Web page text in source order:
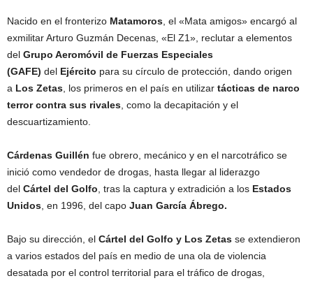
Nacido en el fronterizo Matamoros , el «Mata amigos» encargó al
exmilitar Arturo Guzmán Decenas, «El Z1», reclutar a elementos
del Grupo Aeromóvil de Fuerzas Especiales
(GAFE) del Ejército para su círculo de protección, dando origen
a Los Zetas , los primeros en el país en utilizar tácticas de narco
terror contra sus rivales , como la decapitación y el
descuartizamiento.
Cárdenas Guillén fue obrero, mecánico y en el narcotráfico se
inició como vendedor de drogas, hasta llegar al liderazgo
del Cártel del Golfo , tras la captura y extradición a los Estados
Unidos , en 1996, del capo Juan García Ábrego.
Bajo su dirección, el Cártel del Golfo y Los Zetas se extendieron
a varios estados del país en medio de una ola de violencia
desatada por el control territorial para el tráfico de drogas,